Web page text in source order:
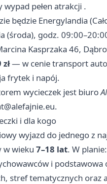
wypad pełen atrakcji .
będzie Energylandia
(środa), godz.
Kasprzaka 46,
— w cenie transport
frytek i napój.
wycieczek jest biuro
.
i dla kogo
wyjazd do jednego z
w wieku 7–18 lat. W
i
stref tematycznych oraz